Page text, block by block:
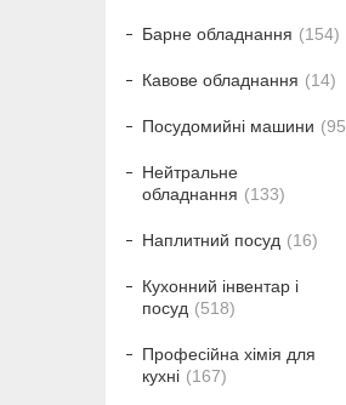
Барне обладнання 154
Кавове обладнання 14
Посудомийні машини 95
Нейтральне
обладнання
133
Наплитний посуд 16
Кухонний інвентар і
посуд
518
Професійна хімія для
кухні
167